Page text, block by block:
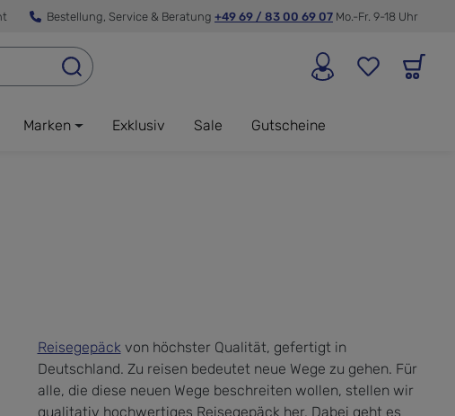
Bestellung, Service & Beratung +49 69 / 83 00 69 07 Mo.-Fr. 9-18 Uhr
Marken Exklusiv Sale Gutscheine
Reisegepäck von höchster Qualität, gefertigt in
Deutschland. Zu reisen bedeutet neue Wege zu gehen. Für
alle, die diese neuen Wege beschreiten wollen, stellen wir
qualitativ hochwertiges Reisegepäck her. Dabei geht es